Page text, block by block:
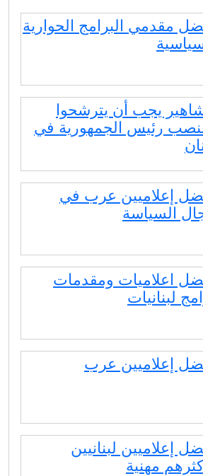
مقدمي البرامج الحوارية
يجب أن يترشحوا
رئيس الجمهورية في
إعلاميين عرب في
السياسة
اعلاميات ومقدمات
لبنانيات
إعلاميين عرب
إعلاميين لبنانيين
مهنية